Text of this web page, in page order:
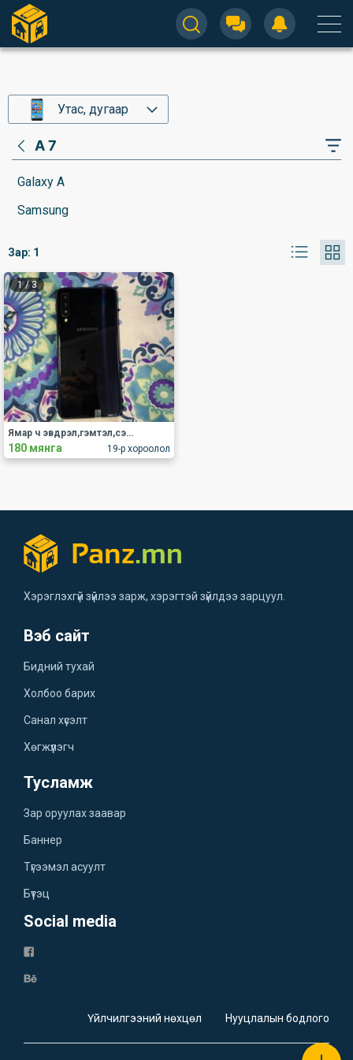
Утас, дугаар
A 7
Galaxy A
Samsung
Зар: 1
1/3
19-р хороолол
Ямар ч эвдрэл,гэмтэл,сэвгүй Samsung Galaxy A750N утас зарна.
180 мянга
Хэрэглэхгүй зүйлээ зарж, хэрэгтэй зүйлдээ зарцуул.
Вэб сайт
Бидний тухай
Холбоо барих
Санал хүсэлт
Хөгжүүлэгч
Тусламж
Зар оруулах заавар
Баннер
Түгээмэл асуулт
Бүтэц
Social media
Үйлчилгээний нөхцөл Нууцлалын бодлого